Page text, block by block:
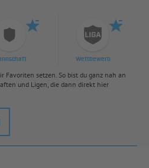
Wettbewerb
Favoriten setzen. So bist du ganz nah an
und Ligen, die dann direkt hier